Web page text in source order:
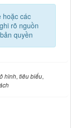
hoặc các
rõ nguồn
quyền
hình, tiêu biểu,